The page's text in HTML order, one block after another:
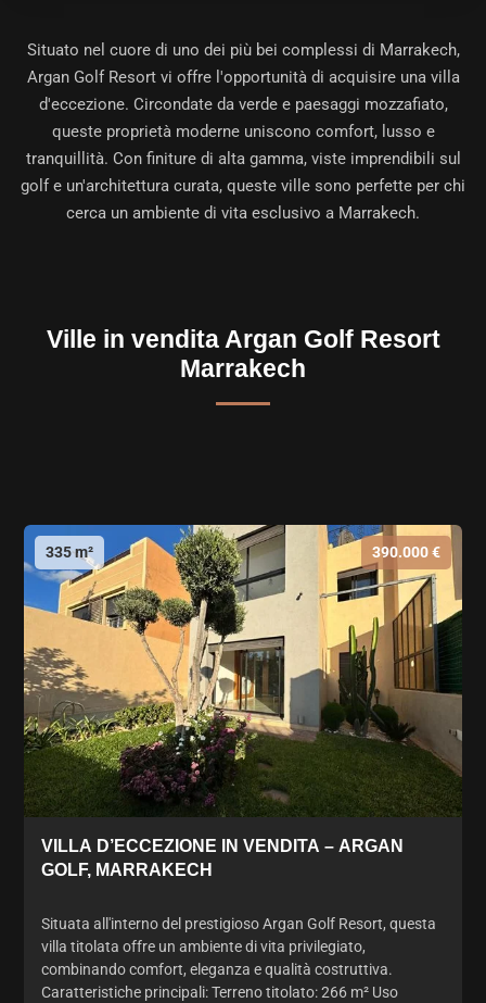
Situato nel cuore di uno dei più bei complessi di Marrakech,
Argan Golf Resort vi offre l'opportunità di acquisire una villa
d'eccezione. Circondate da verde e paesaggi mozzafiato,
queste proprietà moderne uniscono comfort, lusso e
tranquillità. Con finiture di alta gamma, viste imprendibili sul
golf e un'architettura curata, queste ville sono perfette per chi
cerca un ambiente di vita esclusivo a Marrakech.
Ville in vendita Argan Golf Resort
Marrakech
335 m² 390.000 €
VILLA D’ECCEZIONE IN VENDITA – ARGAN
GOLF, MARRAKECH
Situata all'interno del prestigioso Argan Golf Resort, questa
villa titolata offre un ambiente di vita privilegiato,
combinando comfort, eleganza e qualità costruttiva.
Caratteristiche principali: Terreno titolato: 266 m² Uso